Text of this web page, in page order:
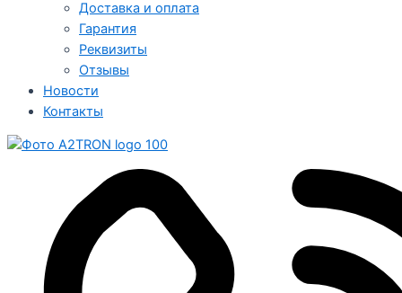
Доставка и оплата
Гарантия
Реквизиты
Отзывы
Новости
Контакты